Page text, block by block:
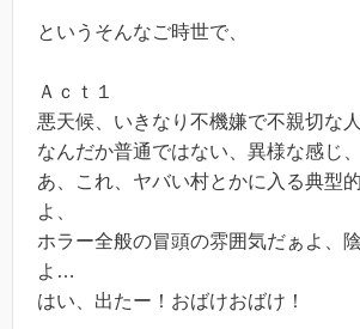
というそんなご時世で、
Ａｃｔ１
悪天候、いきなり不機嫌で不親切な人
なんだか普通ではない、異様な感じ、
あ、これ、ヤバい村とかに入る典型
よ、
ホラー全般の冒頭の雰囲気だぁよ、
よ…
はい、出たー！おばけおばけ！